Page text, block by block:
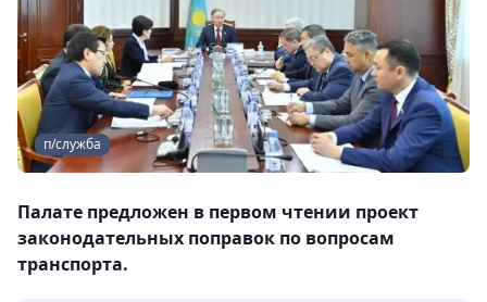
п/служба
Палате предложен в первом чтении проект
законодательных поправок по вопросам
транспорта.